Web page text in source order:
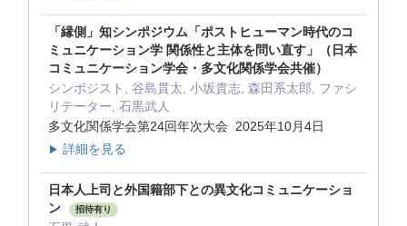
「縁側」知シンポジウム「ポストヒューマン時代のコ
ミュニケーション学 関係性と主体を問い直す」（日本
コミュニケーション学会・多文化関係学会共催）
シンポジスト, 谷島貫太, 小坂貴志, 森田系太郎, ファシ
リテーター, 石黒武人
多文化関係学会第24回年次大会 2025年10月4日
▶ 詳細を見る
日本人上司と外国籍部下との異文化コミュニケーショ
ン
招待有り